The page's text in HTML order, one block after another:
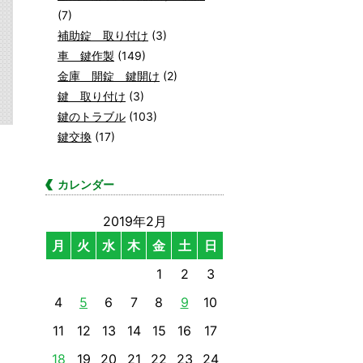
(7)
補助錠 取り付け (3)
車 鍵作製 (149)
金庫 開錠 鍵開け (2)
鍵 取り付け (3)
鍵のトラブル (103)
鍵交換 (17)
カレンダー
2019年2月
月
火 水 木 金 土
日
1
2
3
4
5 6 7 8 9
10
11
12 13 14 15 16
17
18
19 20 21 22 23
24